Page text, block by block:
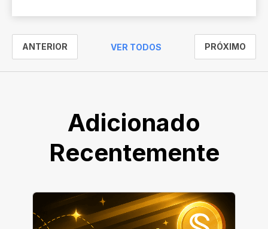
ANTERIOR VER TODOS PRÓXIMO
Adicionado
Recentemente